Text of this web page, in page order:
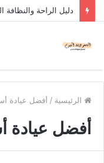
دليل الراحة والنظافة
الرئيسية / أفضل عيادة
أفضل عيادة